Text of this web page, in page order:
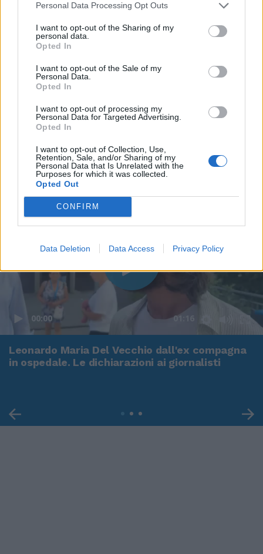
Personal Data Processing Opt Outs
I want to opt-out of the Sharing of my
personal data.
Opted In
I want to opt-out of the Sale of my
Personal Data.
Opted In
I want to opt-out of processing my
Personal Data for Targeted Advertising.
Opted In
I want to opt-out of Collection, Use,
Retention, Sale, and/or Sharing of my
Personal Data that Is Unrelated with the
Purposes for which it was collected.
Opted Out
CONFIRM
Data Deletion Data Access Privacy Policy
00:00 01:16
Leonardo Maria Del Vecchio dall'ex compagna
in ospedale. Le dichiarazioni ai giornalisti